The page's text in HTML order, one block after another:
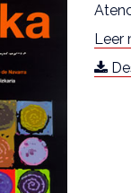
Leer